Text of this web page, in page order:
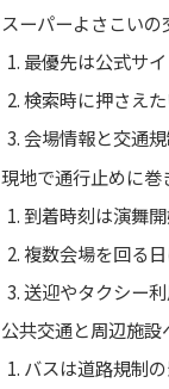
スーパーよさこい
最優先は公式サ
検索時に押さえ
会場情報と交通
現地で通行止めに
到着時刻は演舞
複数会場を回る
送迎やタクシー
公共交通と周辺施
バスは道路規制